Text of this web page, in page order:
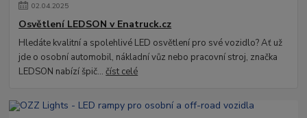
02.04.2025
Osvětlení LEDSON v Enatruck.cz
Hledáte kvalitní a spolehlivé LED osvětlení pro své vozidlo? Ať už
jde o osobní automobil, nákladní vůz nebo pracovní stroj, značka
LEDSON nabízí špič...číst celé